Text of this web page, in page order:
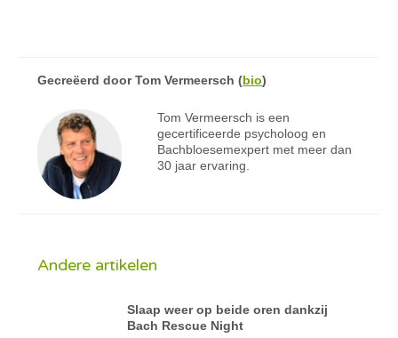
Gecreëerd doorTom Vermeersch (bio)
Tom Vermeersch is een
gecertificeerde psycholoog en
Bachbloesemexpert met meer dan
30 jaar ervaring.
Andere artikelen
Slaap weer op beide oren dankzij
Bach Rescue Night